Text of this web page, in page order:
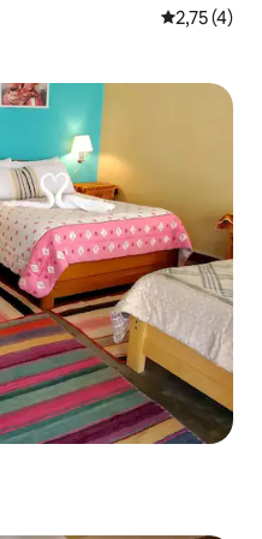
2,75 de
2,75 (4)